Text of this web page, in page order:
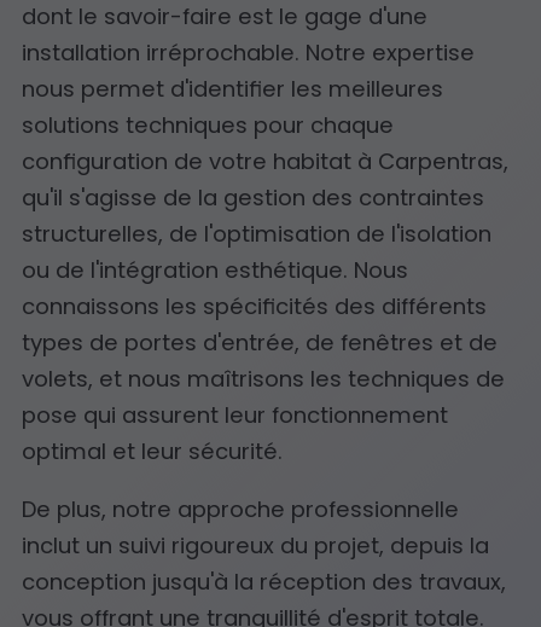
dont le savoir-faire est le gage d'une
installation irréprochable. Notre expertise
nous permet d'identifier les meilleures
solutions techniques pour chaque
configuration de votre habitat à Carpentras,
qu'il s'agisse de la gestion des contraintes
structurelles, de l'optimisation de l'isolation
ou de l'intégration esthétique. Nous
connaissons les spécificités des différents
types de portes d'entrée, de fenêtres et de
volets, et nous maîtrisons les techniques de
pose qui assurent leur fonctionnement
optimal et leur sécurité.
De plus, notre approche professionnelle
inclut un suivi rigoureux du projet, depuis la
conception jusqu'à la réception des travaux,
vous offrant une tranquillité d'esprit totale.